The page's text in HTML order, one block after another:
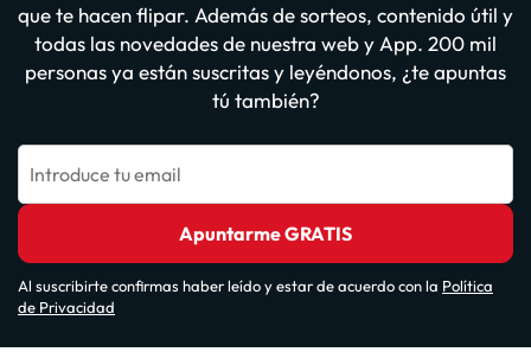
que te hacen flipar. Además de sorteos, contenido útil y
todas las novedades de nuestra web y App. 200 mil
personas ya están suscritas y leyéndonos, ¿te apuntas
tú también?
Introduce tu email
Apuntarme GRATIS
Al suscribirte confirmas haber leído y estar de acuerdo con la Política
de Privacidad